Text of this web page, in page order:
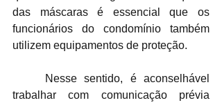
das máscaras é essencial que os
funcionários do condomínio também
utilizem equipamentos de proteção.
trabalhar com comunicação prévia